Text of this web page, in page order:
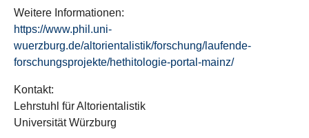
Weitere Informationen:
https://www.phil.uni-
wuerzburg.de/altorientalistik/forschung/laufende-
forschungsprojekte/hethitologie-portal-mainz/
Kontakt:
Lehrstuhl für Altorientalistik
Universität Würzburg